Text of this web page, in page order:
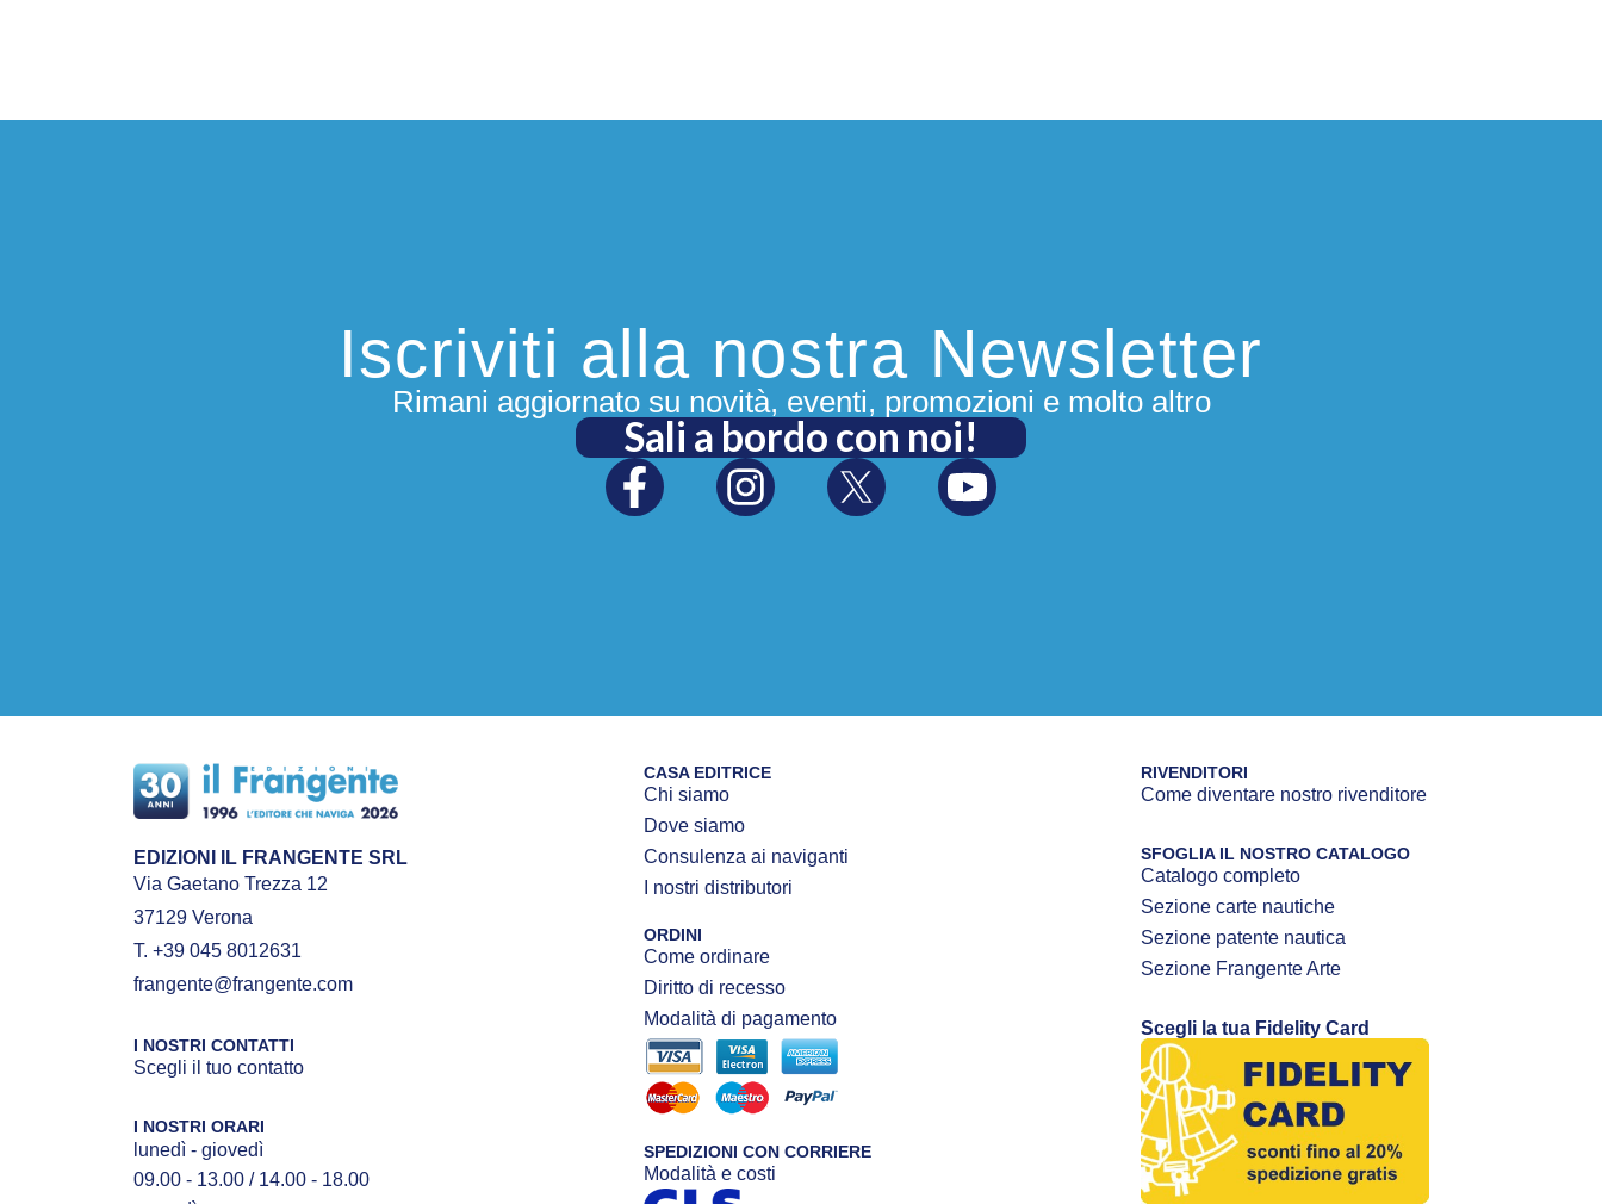
Iscriviti alla nostra Newsletter
Rimani aggiornato su novità, eventi, promozioni e molto altro
Sali a bordo con noi!
EDIZIONI IL FRANGENTE SRL
Via Gaetano Trezza 12
37129 Verona
T. +39 045 8012631
frangente@frangente.com
I NOSTRI CONTATTI
Scegli il tuo contatto
I NOSTRI ORARI
lunedì - giovedì
09.00 - 13.00 / 14.00 - 18.00
CASA EDITRICE
Chi siamo
Dove siamo
Consulenza ai naviganti
I nostri distributori
ORDINI
Come ordinare
Diritto di recesso
Modalità di pagamento
SPEDIZIONI CON CORRIERE
Modalità e costi
RIVENDITORI
Come diventare nostro rivenditore
SFOGLIA IL NOSTRO CATALOGO
Catalogo completo
Sezione carte nautiche
Sezione patente nautica
Sezione Frangente Arte
Scegli la tua Fidelity Card